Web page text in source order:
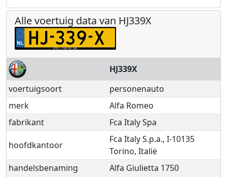
Alle voertuig data van HJ339X
HJ339X
voertuigsoort
personenauto
merk
Alfa Romeo
fabrikant
Fca Italy Spa
hoofdkantoor
Fca Italy S.p.a., I-10135
Torino, Italië
handelsbenaming
Alfa Giulietta 1750